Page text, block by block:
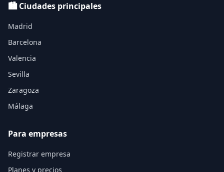
🏙️ Ciudades principales
Madrid
Barcelona
Valencia
Sevilla
Zaragoza
Málaga
Para empresas
Registrar empresa
Planes y precios